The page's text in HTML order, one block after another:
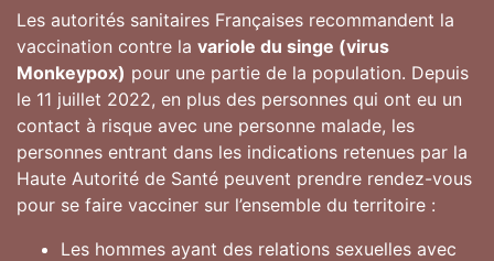
Les autorités sanitaires Françaises recommandent la
vaccination contre la variole du singe (virus
Monkeypox) pour une partie de la population. Depuis
le 11 juillet 2022, en plus des personnes qui ont eu un
contact à risque avec une personne malade, les
personnes entrant dans les indications retenues par la
Haute Autorité de Santé peuvent prendre rendez-vous
pour se faire vacciner sur l’ensemble du territoire :
Les hommes ayant des relations sexuelles avec